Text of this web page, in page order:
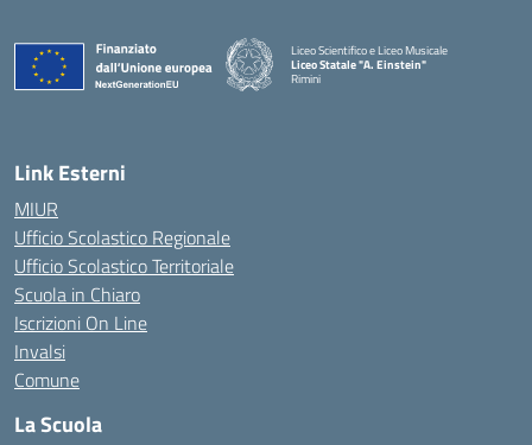
Liceo Scientifico e Liceo Musicale
Liceo Statale "A. Einstein"
Rimini
Link Esterni
MIUR
Ufficio Scolastico Regionale
Ufficio Scolastico Territoriale
Scuola in Chiaro
Iscrizioni On Line
Invalsi
Comune
La Scuola